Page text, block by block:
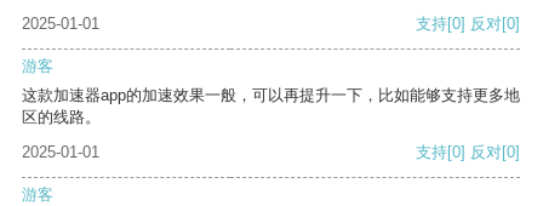
2025-01-01
支持[0] 反对[0]
游客
这款加速器app的加速效果一般，可以再提升一下，比如能够支持更多地
区的线路。
2025-01-01
支持[0] 反对[0]
游客